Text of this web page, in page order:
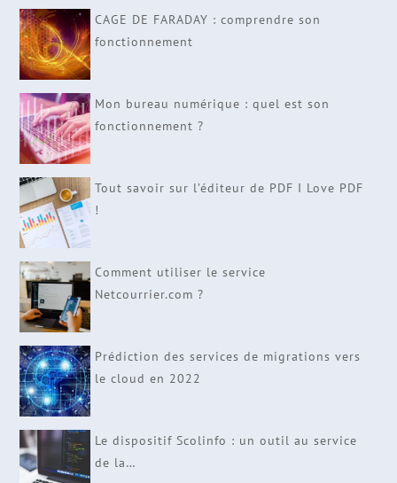
CAGE DE FARADAY : comprendre son
fonctionnement
Mon bureau numérique : quel est son
fonctionnement ?
Tout savoir sur l’éditeur de PDF I Love PDF
!
Comment utiliser le service
Netcourrier.com ?
Prédiction des services de migrations vers
le cloud en 2022
Le dispositif Scolinfo : un outil au service
de la…